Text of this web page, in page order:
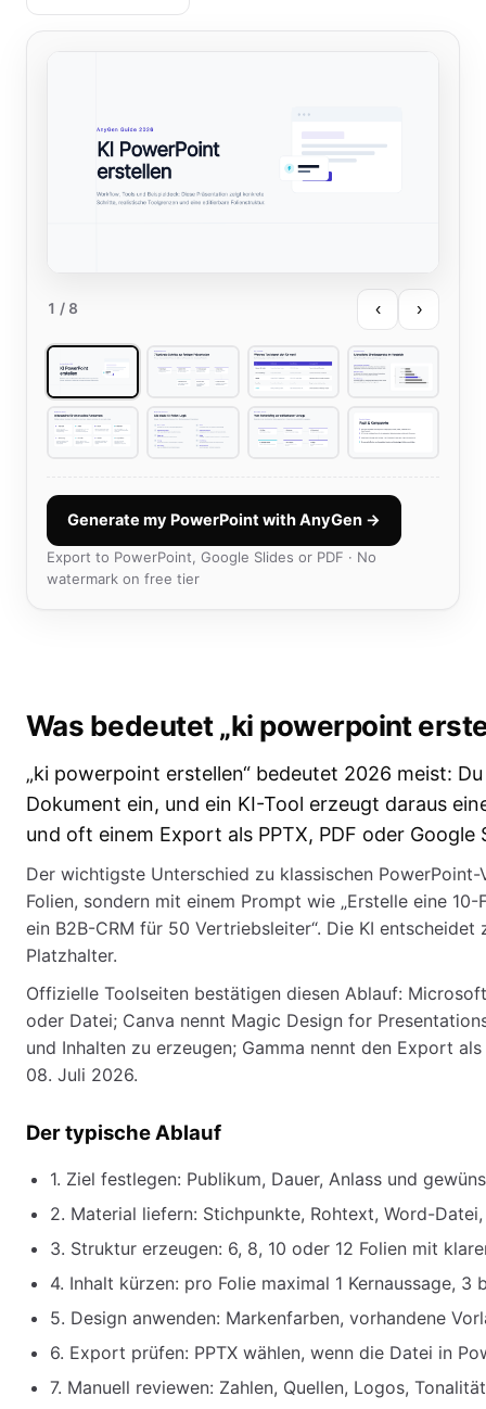
1 / 8 ‹ ›
Generate my PowerPoint with AnyGen →
Export to PowerPoint, Google Slides or PDF · No
watermark on free tier
Was bedeutet „ki powerpoint
„ki powerpoint erstellen“ bedeutet 2026 meist:
Dokument ein, und ein KI-Tool erzeugt daraus
und oft einem Export als PPTX, PDF oder Google
Der wichtigste Unterschied zu klassischen
Folien, sondern mit einem Prompt wie „Erstelle eine
ein B2B-CRM für 50 Vertriebsleiter“. Die KI
Platzhalter.
Offizielle Toolseiten bestätigen diesen Ablauf:
oder Datei; Canva nennt Magic Design for
und Inhalten zu erzeugen; Gamma nennt den Export
08. Juli 2026.
Der typische Ablauf
1. Ziel festlegen: Publikum, Dauer, Anlass und
2. Material liefern: Stichpunkte, Rohtext, Word-
3. Struktur erzeugen: 6, 8, 10 oder 12 Folien mit
4. Inhalt kürzen: pro Folie maximal 1 Kernaussage,
5. Design anwenden: Markenfarben, vorhandene
6. Export prüfen: PPTX wählen, wenn die Datei in
7. Manuell reviewen: Zahlen, Quellen, Logos,